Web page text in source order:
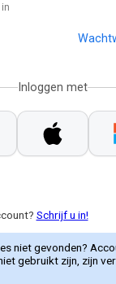
Inloggen met
Schrijf u in!
niet gevonden?
gebruikt zijn, zijn